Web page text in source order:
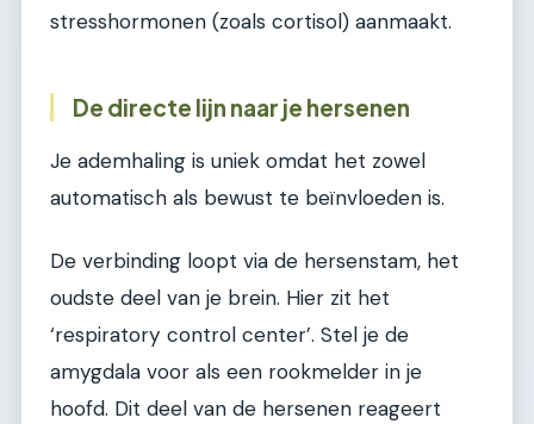
stresshormonen (zoals cortisol) aanmaakt.
De directe lijn naar je hersenen
Je ademhaling is uniek omdat het zowel
automatisch als bewust te beïnvloeden is.
De verbinding loopt via de hersenstam, het
oudste deel van je brein. Hier zit het
‘respiratory control center’. Stel je de
amygdala voor als een rookmelder in je
hoofd. Dit deel van de hersenen reageert